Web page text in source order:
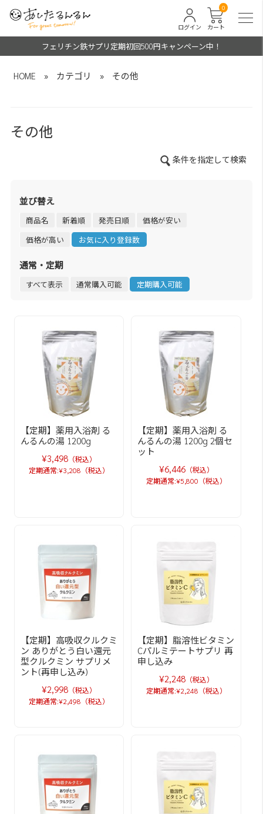
カート
0
ログイン
フェリチン鉄サプリ定期初回500円キャンペーン中！
HOME » カテゴリ » その他
その他
条件を指定して検索
並び替え
商品名 新着順 発売日順
価格が安い
価格が高い
お気に入り登録数
通常・定期
すべて表示 通常購入可能 定期購入可能
【定期】薬用入浴剤 る
んるんの湯 1200g
¥3,498 （税込）
定期通常:¥3,208（税込）
【定期】薬用入浴剤 る
んるんの湯 1200g 2個セ
ット
¥6,446（税込）
定期通常:¥5,800（税込）
【定期】高吸収クルクミ
ン ありがとう白い還元
型クルクミン サプリメ
ント(再申し込み)
¥2,998 （税込）
定期通常:¥2,498（税込）
【定期】脂溶性ビタミン
Cパルミテートサプリ 再
申し込み
¥2,248（税込）
定期通常:¥2,248（税込）